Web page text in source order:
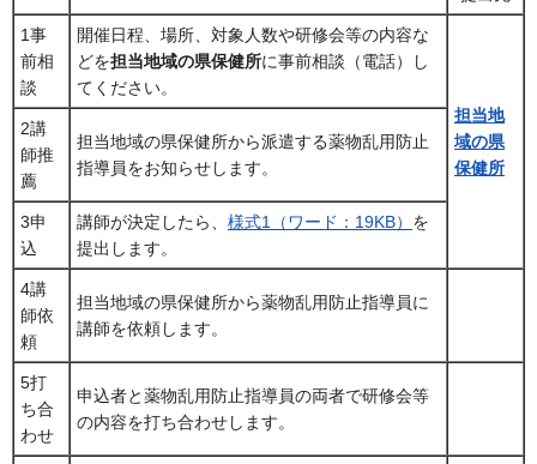
1事
前相
談
開催日程、場所、対象人数や研修会等の内容な
どを担当地域の県保健所に事前相談（電話）し
てください。
担当地
域の県
保健所
2講
師推
薦
担当地域の県保健所から派遣する薬物乱用防止
指導員をお知らせします。
3申
込
講師が決定したら、 様式1（ワード：19KB） を
提出します。
4講
師依
頼
担当地域の県保健所から薬物乱用防止指導員に
講師を依頼します。
5打
ち合
わせ
申込者と薬物乱用防止指導員の両者で研修会等
の内容を打ち合わせします。